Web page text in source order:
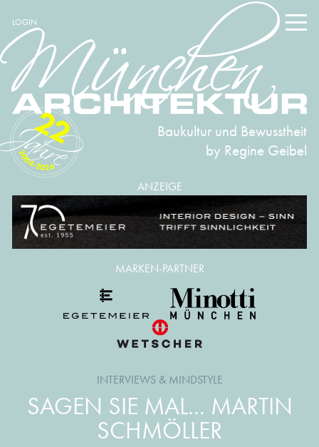
LOGIN
Baukultur und Bewusstheit
by Regine Geibel
2004-2026
22
ANZEIGE
INTERVIEWS & MINDSTYLE
SAGEN SIE MAL... MARTIN
SCHMÖLLER